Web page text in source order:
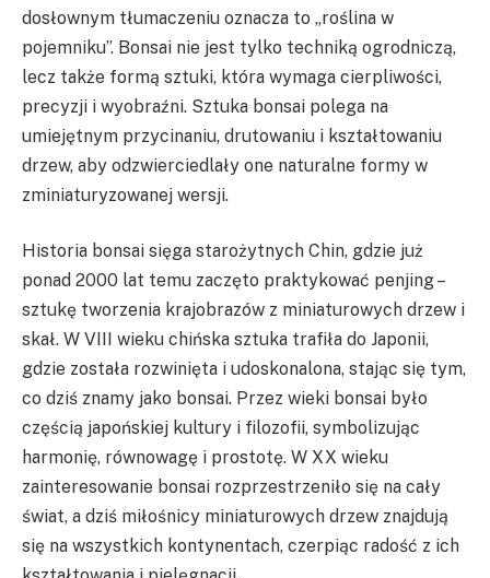
dosłownym tłumaczeniu oznacza to „roślina w
pojemniku”. Bonsai nie jest tylko techniką ogrodniczą,
lecz także formą sztuki, która wymaga cierpliwości,
precyzji i wyobraźni. Sztuka bonsai polega na
umiejętnym przycinaniu, drutowaniu i kształtowaniu
drzew, aby odzwierciedlały one naturalne formy w
zminiaturyzowanej wersji.
Historia bonsai sięga starożytnych Chin, gdzie już
ponad 2000 lat temu zaczęto praktykować penjing –
sztukę tworzenia krajobrazów z miniaturowych drzew i
skał. W VIII wieku chińska sztuka trafiła do Japonii,
gdzie została rozwinięta i udoskonalona, stając się tym,
co dziś znamy jako bonsai. Przez wieki bonsai było
częścią japońskiej kultury i filozofii, symbolizując
harmonię, równowagę i prostotę. W XX wieku
zainteresowanie bonsai rozprzestrzeniło się na cały
świat, a dziś miłośnicy miniaturowych drzew znajdują
się na wszystkich kontynentach, czerpiąc radość z ich